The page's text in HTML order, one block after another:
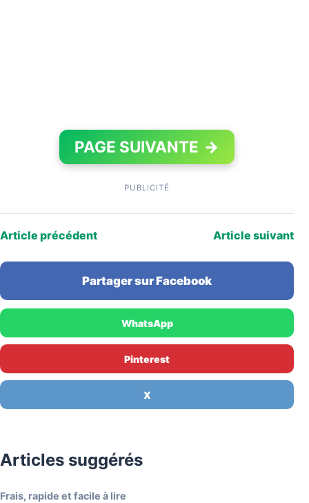
PAGE SUIVANTE →
PUBLICITÉ
Article précédent Article suivant
Partager sur Facebook
WhatsApp
Pinterest
X
Articles suggérés
Frais, rapide et facile à lire